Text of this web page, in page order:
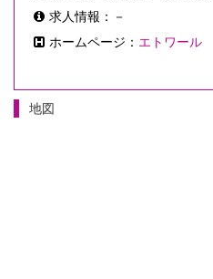
求人情報：－
ホームページ： エトワール
地図